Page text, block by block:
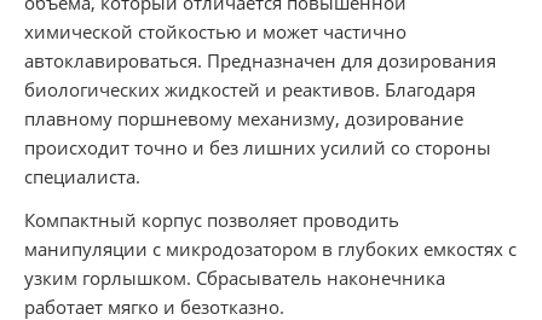
химической стойкостью и может частично
автоклавироваться. Предназначен для дозирования
биологических жидкостей и реактивов. Благодаря
плавному поршневому механизму, дозирование
происходит точно и без лишних усилий со стороны
специалиста.
Компактный корпус позволяет проводить
манипуляции с микродозатором в глубоких емкостях с
узким горлышком. Сбрасыватель наконечника
работает мягко и безотказно.